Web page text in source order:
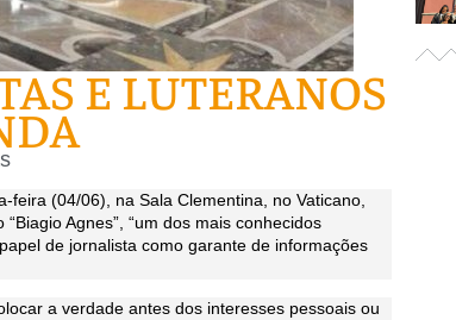
E LUTERANOS
(04/06), na Sala Clementina, no Vaticano,
Agnes”, “um dos mais conhecidos
de jornalista como garante de informações
a verdade antes dos interesses pessoais ou